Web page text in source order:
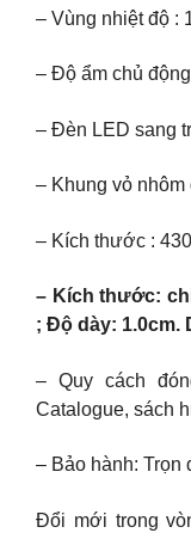
– Vùng nhiệt độ :
– Độ ẩm chủ
– Đèn LED sang
– Khung vỏ nhôm
– Kích thước :
– Kích thước:
; Độ dày: 1.0cm.
– Quy cách
Catalogue, sách
– Bảo hành: Trọn
Đổi mới trong